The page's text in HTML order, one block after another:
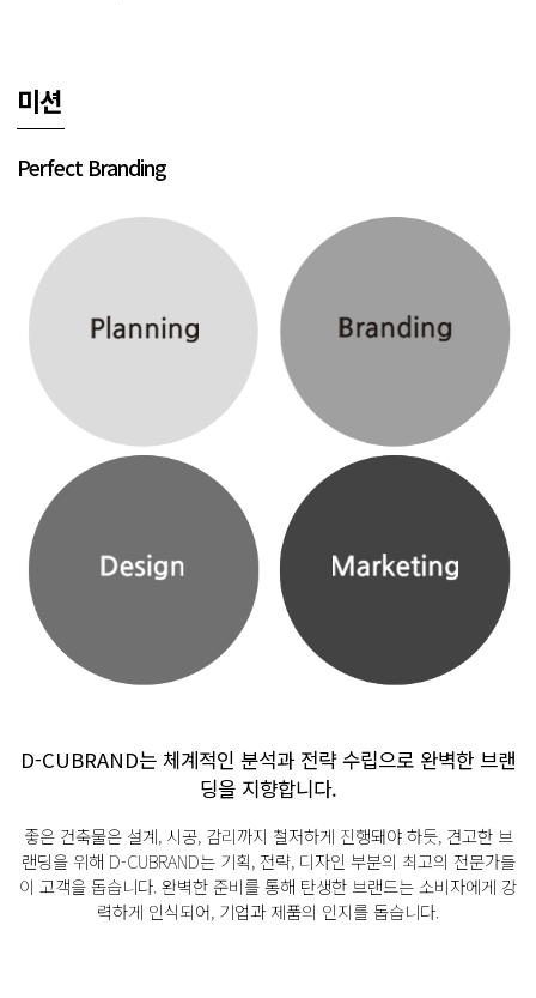
미션
Perfect Branding
D-CUBRAND는 체계적인 분석과 전략 수립으로 완벽한 브랜
딩을 지향합니다.
좋은 건축물은 설계, 시공, 감리까지 철저하게 진행돼야 하듯, 견고한 브
랜딩을 위해 D-CUBRAND는 기획, 전략, 디자인 부분의 최고의 전문가들
이 고객을 돕습니다.완벽한 준비를 통해 탄생한 브랜드는 소비자에게 강
력하게 인식되어, 기업과 제품의 인지를 돕습니다.